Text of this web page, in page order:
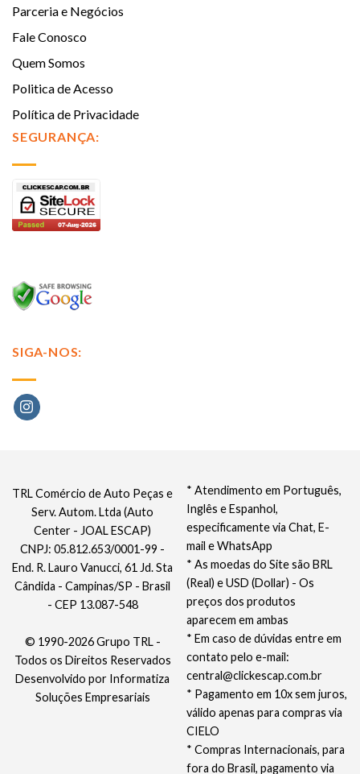
Parceria e Negócios
Fale Conosco
Quem Somos
Politica de Acesso
Política de Privacidade
SEGURANÇA:
SIGA-NOS:
* Atendimento em Português,
Inglês e Espanhol,
especificamente via Chat, E-
mail e WhatsApp
* As moedas do Site são BRL
(Real) e USD (Dollar) - Os
preços dos produtos
aparecem em ambas
* Em caso de dúvidas entre em
contato pelo e-mail:
central@clickescap.com.br
* Pagamento em 10x sem juros,
válido apenas para compras via
CIELO
* Compras Internacionais, para
fora do Brasil, pagamento via
TRL Comércio de Auto Peças e
Serv. Autom. Ltda (Auto
Center - JOAL ESCAP)
CNPJ: 05.812.653/0001-99 -
End. R. Lauro Vanucci, 61 Jd. Sta
Cândida - Campinas/SP - Brasil
- CEP 13.087-548
© 1990-2026 Grupo TRL -
Todos os Direitos Reservados
Desenvolvido por Informatiza
Soluções Empresariais